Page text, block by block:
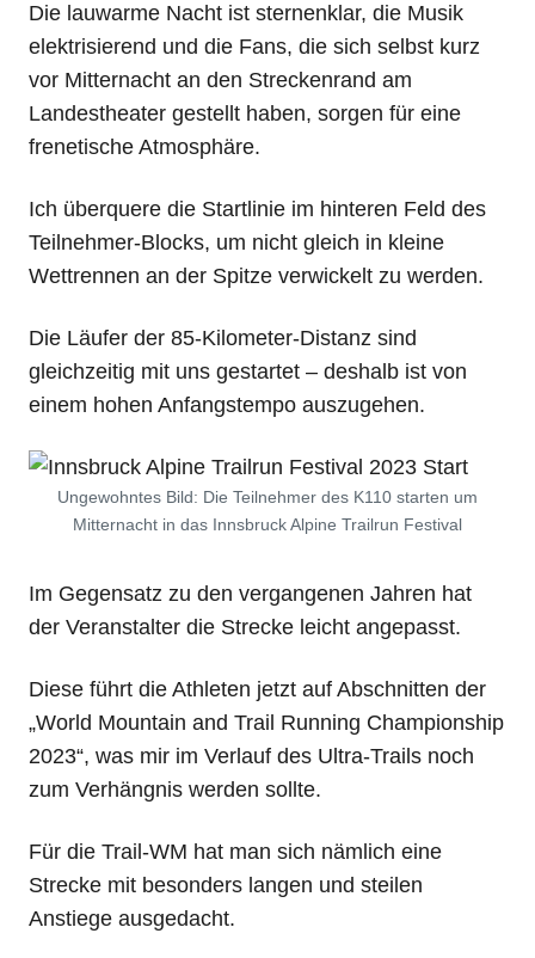
Die lauwarme Nacht ist sternenklar, die Musik
elektrisierend und die Fans, die sich selbst kurz
vor Mitternacht an den Streckenrand am
Landestheater gestellt haben, sorgen für eine
frenetische Atmosphäre.
Ich überquere die Startlinie im hinteren Feld des
Teilnehmer-Blocks, um nicht gleich in kleine
Wettrennen an der Spitze verwickelt zu werden.
Die Läufer der 85-Kilometer-Distanz sind
gleichzeitig mit uns gestartet – deshalb ist von
einem hohen Anfangstempo auszugehen.
Ungewohntes Bild: Die Teilnehmer des K110 starten um
Mitternacht in das Innsbruck Alpine Trailrun Festival
Im Gegensatz zu den vergangenen Jahren hat
der Veranstalter die Strecke leicht angepasst.
Diese führt die Athleten jetzt auf Abschnitten der
„World Mountain and Trail Running Championship
2023“, was mir im Verlauf des Ultra-Trails noch
zum Verhängnis werden sollte.
Für die Trail-WM hat man sich nämlich eine
Strecke mit besonders langen und steilen
Anstiege ausgedacht.